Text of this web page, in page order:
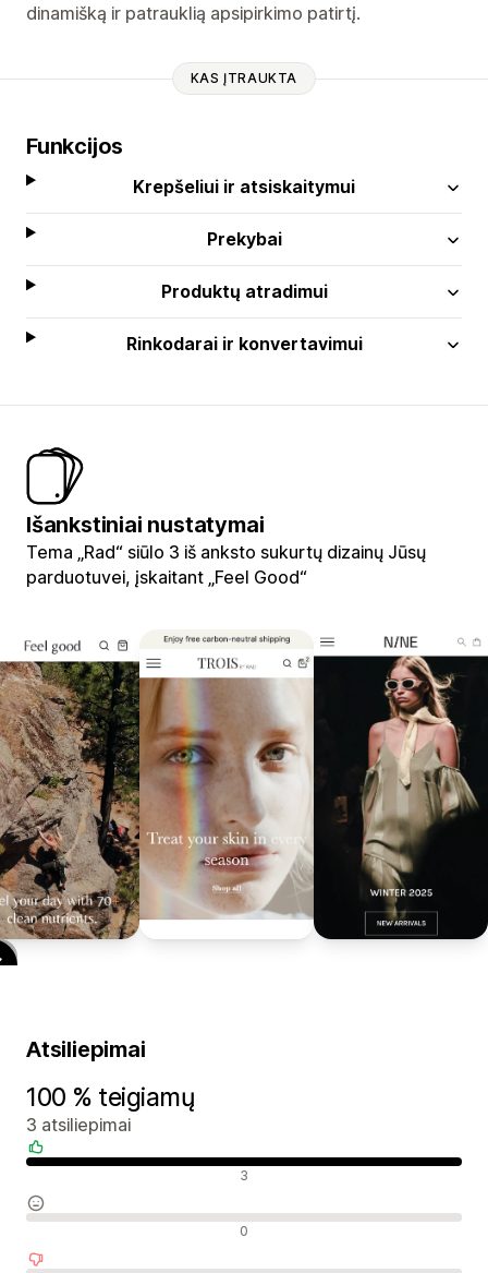
dinamišką ir patrauklią apsipirkimo patirtį.
KAS ĮTRAUKTA
Funkcijos
Krepšeliui ir atsiskaitymui
Prekybai
Produktų atradimui
Rinkodarai ir konvertavimui
Išankstiniai nustatymai
Tema „Rad“ siūlo 3 iš anksto sukurtų dizainų Jūsų
parduotuvei, įskaitant „Feel Good“
Atsiliepimai
100 % teigiamų
3 atsiliepimai
3
0